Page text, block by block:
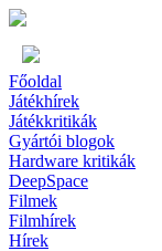
Főoldal
Játékhírek
Játékkritikák
Gyártói blogok
Hardware kritikák
DeepSpace
Filmek
Filmhírek
Hírek